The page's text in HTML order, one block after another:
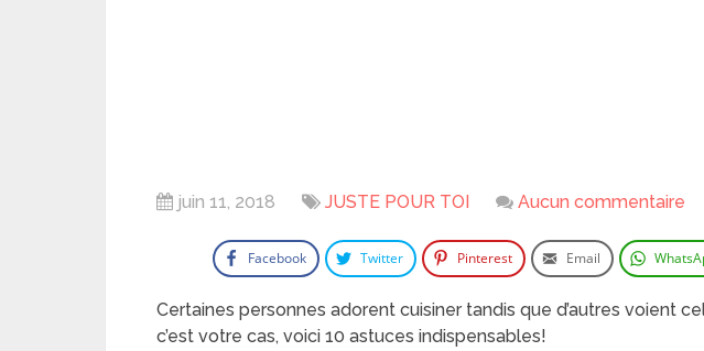
juin 11, 2018 JUSTE POUR TOI Aucun commentaire
Facebook Twitter Pinterest Email
Certaines personnes adorent cuisiner tandis que d’autres voient
c’est votre cas, voici 10 astuces indispensables!